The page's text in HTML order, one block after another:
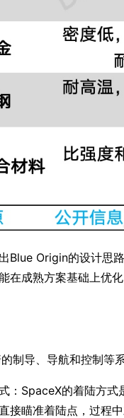
Blue Origin的设计思
在成熟方案基础上优
制导、导航和控制等系
：SpaceX的着陆方式
接瞄准着陆点，过程